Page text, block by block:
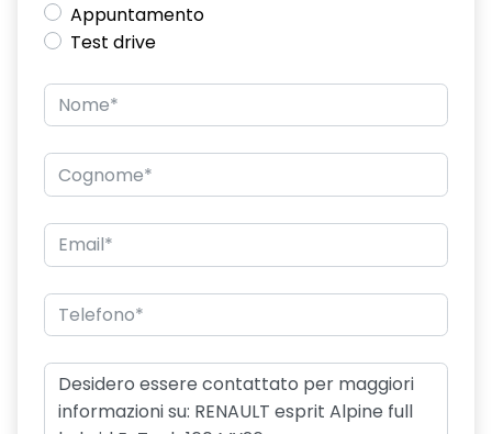
design esterno specifico esprit Alpine
disattivazione ADAS
doppio fondo bagagliaio
driver display 10''
eCall funzionalità soggetta a copertura di rete;
compatibilità 2G/3G o 4G/5G a seconda del veicolo
emergency lane keep assist assistenza d'emergenza al
mantenimento della corsia
fari posteriori FULL LED 3D con firma luminosa dinamica C-
SHAPE
Appuntamento
Test drive